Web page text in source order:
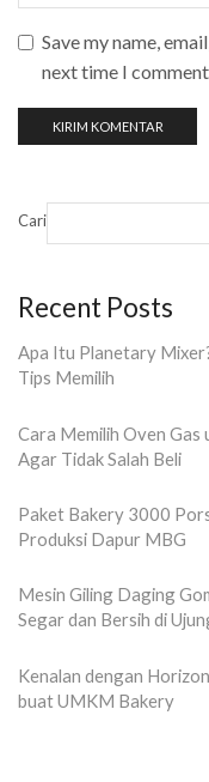
Save my name,
next time I
Cari
Recent Posts
Apa Itu Planetary
Tips Memilih
Cara Memilih Oven Gas
Agar Tidak Salah Beli
Paket Bakery 3000
Produksi Dapur MBG
Mesin Giling Daging
Segar dan Bersih di
Kenalan dengan
buat UMKM Bakery